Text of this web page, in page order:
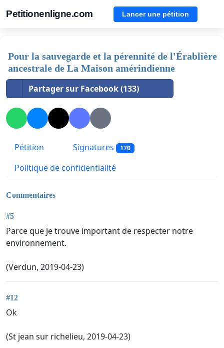
Petitionenligne.com Lancer une pétition
Pour la sauvegarde et la pérennité de l'Érablière
ancestrale de La Maison amérindienne
Partager sur Facebook (133)
Pétition Signatures 170
Politique de confidentialité
Commentaires
#5
Parce que je trouve important de respecter notre
environnement.
(Verdun, 2019-04-23)
#12
Ok
(St jean sur richelieu, 2019-04-23)